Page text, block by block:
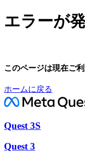
エラーが
このページは現在ご
ホームに戻る
Quest 3S
Quest 3